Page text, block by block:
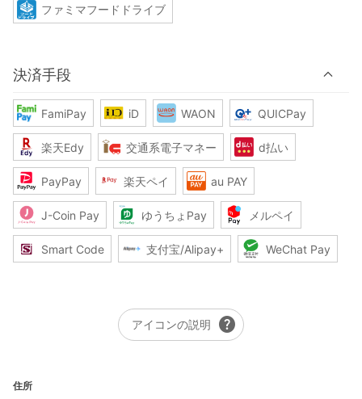
ファミマフードドライブ
決済手段
FamiPay iD WAON QUICPay
楽天Edy 交通系電子マネー d払い
PayPay 楽天ペイ au PAY
J-Coin Pay ゆうちょPay メルペイ
Smart Code 支付宝/Alipay+ WeChat Pay
アイコンの説明 help
住所